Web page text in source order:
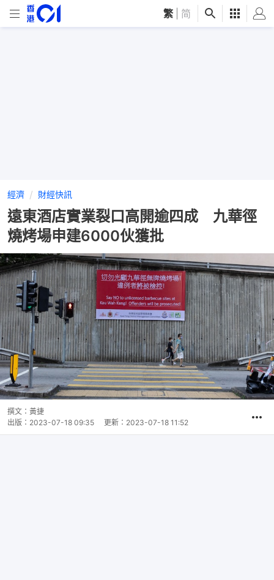
繁 简
經濟 財經快訊
遠東酒店實業裂口高開逾四成 九華徑
燒烤場申建6000伙獲批
撰文： 黃捷
出版： 2023-07-18 09:35 更新： 2023-07-18 11:52